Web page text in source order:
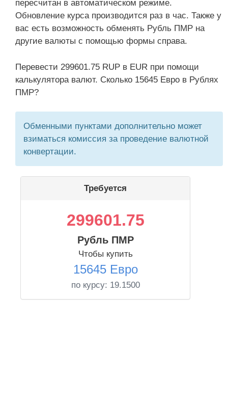
пересчитан в автоматическом режиме.
Обновление курса производится раз в час. Также у
вас есть возможность обменять Рубль ПМР на
другие валюты с помощью формы справа.
Перевести 299601.75 RUP в EUR при помощи
калькулятора валют. Сколько 15645 Евро в Рублях
ПМР?
Обменными пунктами дополнительно может
взиматься комиссия за проведение валютной
конвертации.
Требуется
299601.75
Рубль ПМР
Чтобы купить
15645 Евро
по курсу: 19.1500